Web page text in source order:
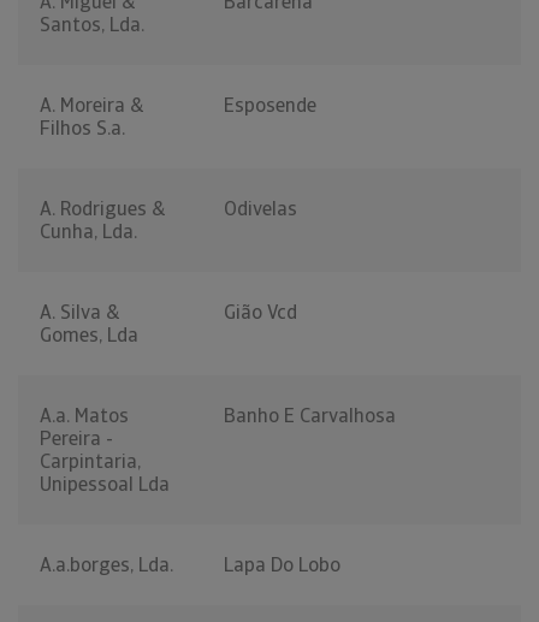
Santos, Lda.
A. Moreira &
Filhos S.a.
Esposende
A. Rodrigues &
Cunha, Lda.
Odivelas
A. Silva &
Gomes, Lda
Gião Vcd
A.a. Matos
Pereira -
Carpintaria,
Unipessoal Lda
Banho E Carvalhosa
A.a.borges, Lda. Lapa Do Lobo